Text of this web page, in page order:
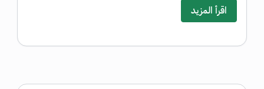
اقرأ المزيد